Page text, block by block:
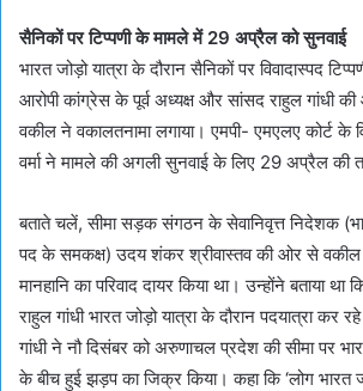
सैनिकों पर टिप्पणी के मामले में 29 अप्रैल को सुनवाई
भारत जोड़ो यात्रा के दौरान सैनिकों पर विवादास्पद
आरोपी कांग्रेस के पूर्व अध्यक्ष और सांसद राहुल गांधी
वकील ने वकालतनामा लगाया। एमपी- एमएलए कोर्ट
वर्मा ने मामले की अगली सुनवाई के लिए 29 अप्रैल की
बताते चलें, सीमा सड़क संगठन के सेवानिवृत्त निदेशक
पद के समकक्ष) उदय शंकर श्रीवास्तव की ओर से वकील
मानहानि का परिवाद दायर किया था। उन्होंने बताया
राहुल गांधी भारत जोड़ो यात्रा के दौरान पदयात्रा कर
गांधी ने नौ दिसंबर को अरुणाचल प्रदेश की सीमा पर
के बीच हुई झड़प का जिक्र किया। कहा कि ‘लोग भारत